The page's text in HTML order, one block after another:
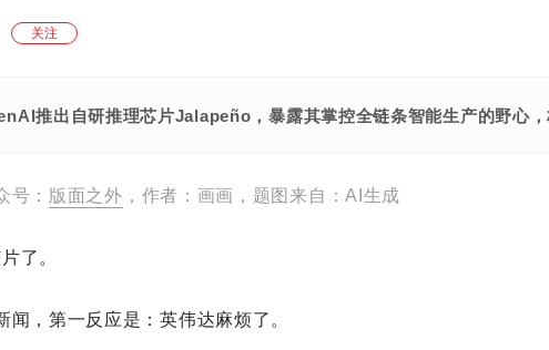
关注
推出自研推理芯片Jalapeño，暴露其掌控全链条智能生产的野心
号： 版面之外 ，作者：画画，题图来自：AI生成
了。
闻，第一反应是：英伟达麻烦了。